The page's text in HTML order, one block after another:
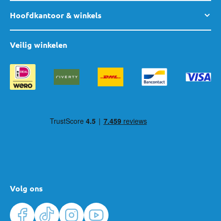
vanonze winkelsvoor advies. Team MamaLoes staat voor je klaar.
Hoofdkantoor & winkels
Volg ons
Veilig winkelen